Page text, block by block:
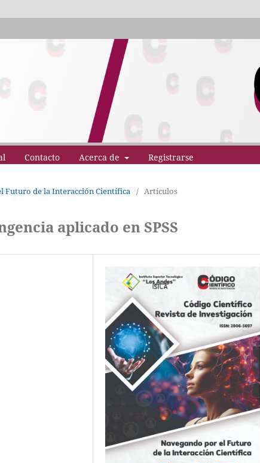
Contacto Acerca de Registrarse
Futuro de la Interacción Científica / Artículos
aplicado en SPSS